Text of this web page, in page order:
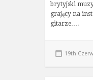
brytyjski
grający na
gitarze….
19th